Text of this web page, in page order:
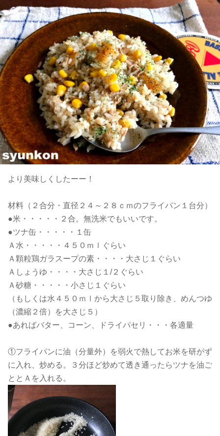
より美味しくしたーー！
材料（２合分・直径２４～２８ｃｍのフライパン１台分）
●米・・・・・２合。無洗米でもいいです。
●ツナ缶・・・・・１缶
Ａ水・・・・・４５０ｍｌぐらい
Ａ顆粒鶏ガラスープの素・・・・大さじ１ぐらい
Ａしょうゆ・・・・大さじ１/２ぐらい
Ａ砂糖・・・・・小さじ１ぐらい
（もしくは水４５０ｍｌから大さじ５取り除き、めんつゆ
（濃縮２倍）を大さじ５）
●あればバター、コーン、ドライパセリ・・・各適量
①フライパンに油（分量外）を弱火で熱してお米を研がず
に入れ、炒める。３分ほど炒めて透き通ったらツナを油ご
ととＡを入れる。